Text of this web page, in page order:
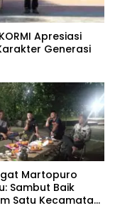
Apresiasi
Generasi
Martopuro
Sambut Baik
Satu Kecamatan